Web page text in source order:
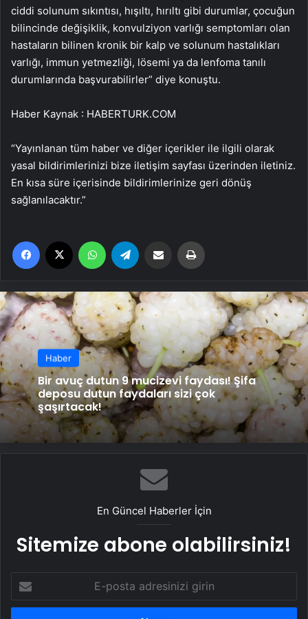
ciddi solunum sıkıntısı, hışıltı, hırıltı gibi durumlar, çocuğun
bilincinde değişiklik, konvulziyon varlığı semptomları olan
hastaların bilinen kronik bir kalp ve solunum hastalıkları
varlığı, immun yetmezliği, lösemi ya da lenfoma tanılı
durumlarında başvurabilirler” diye konuştu.
Haber Kaynak : HABERTURK.COM
“Yayınlanan tüm haber ve diğer içerikler ile ilgili olarak
yasal bildirimlerinizi bize iletişim sayfası üzerinden iletiniz.
En kısa süre içerisinde bildirimlerinize geri dönüş
sağlanılacaktır.”
Facebook WhatsApp Email'den paylaş
Haber
Bir avuç dutun 9 mucizevi faydası! Şifa
deposu dutun faydaları sizi çok
şaşırtacak!
En Güncel Haberler İçin
Sitemize abone olabilirsiniz!
posta
adresinizi